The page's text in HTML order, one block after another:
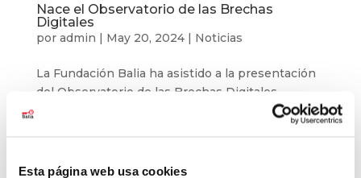
Esta página web usa cookies
Nace el Observatorio de las Brechas
Digitales
por admin | May 20, 2024| Noticias
La Fundación Balia ha asistido a la presentación
del Observatorio de las Brechas Digitales,
organizado por la Plataforma Red Conecta
Ciudadanía Comprometida. Como parte de esta
entidades de toda España, nuestro objetivo es